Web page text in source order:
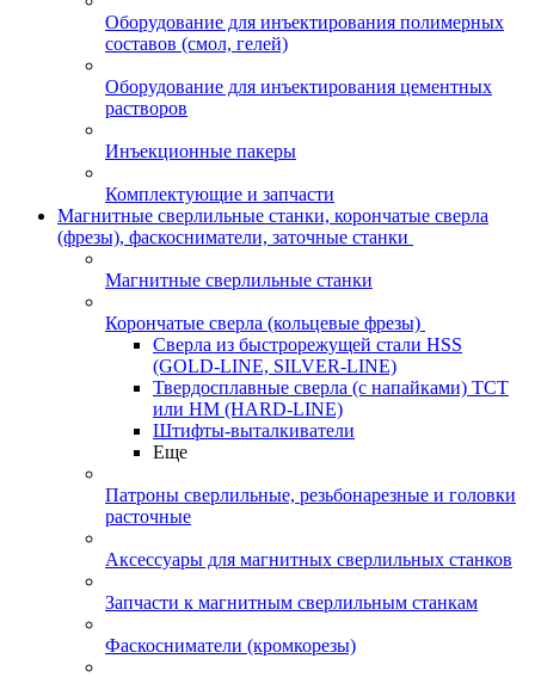
Оборудование для инъектирования полимерных
составов (смол, гелей)
Оборудование для инъектирования цементных
растворов
Инъекционные пакеры
Комплектующие и запчасти
Магнитные сверлильные станки, корончатые сверла
(фрезы), фаскосниматели, заточные станки
Магнитные сверлильные станки
Корончатые сверла (кольцевые фрезы)
Сверла из быстрорежущей стали HSS
(GOLD-LINE, SILVER-LINE)
Твердосплавные сверла (с напайками) ТСТ
или HM (HARD-LINE)
Штифты-выталкиватели
Еще
Патроны сверлильные, резьбонарезные и головки
расточные
Аксессуары для магнитных сверлильных станков
Запчасти к магнитным сверлильным станкам
Фаскосниматели (кромкорезы)